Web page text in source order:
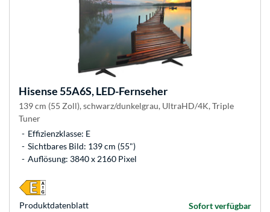
Hisense55A6S, LED-Fernseher
139 cm (55 Zoll), schwarz/dunkelgrau, UltraHD/4K, Triple
Tuner
Effizienzklasse: E
Sichtbares Bild: 139 cm (55")
Auflösung: 3840 x 2160 Pixel
Sofort verfügbar
Produkt­datenblatt